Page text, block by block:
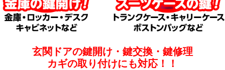
玄関ドアの鍵開け・鍵交換・鍵修理
カギの取り付けにも対応！！